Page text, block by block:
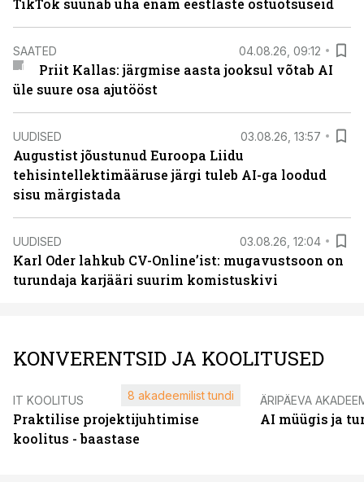
TikTok suunab üha enam eestlaste ostuotsuseid
SAATED 04.08.26, 09:12
Priit Kallas: järgmise aasta jooksul võtab AI
üle suure osa ajutööst
UUDISED 03.08.26, 13:57
Augustist jõustunud Euroopa Liidu
tehisintellektimääruse järgi tuleb AI-ga loodud
sisu märgistada
UUDISED 03.08.26, 12:04
Karl Oder lahkub CV-Online’ist: mugavustsoon on
turundaja karjääri suurim komistuskivi
KONVERENTSID JA KOOLITUSED
IT KOOLITUS
Praktilise projektijuhtimise
koolitus - baastase
8 akadeemilist tundi ÄRIPÄEVA
AI müügis ja